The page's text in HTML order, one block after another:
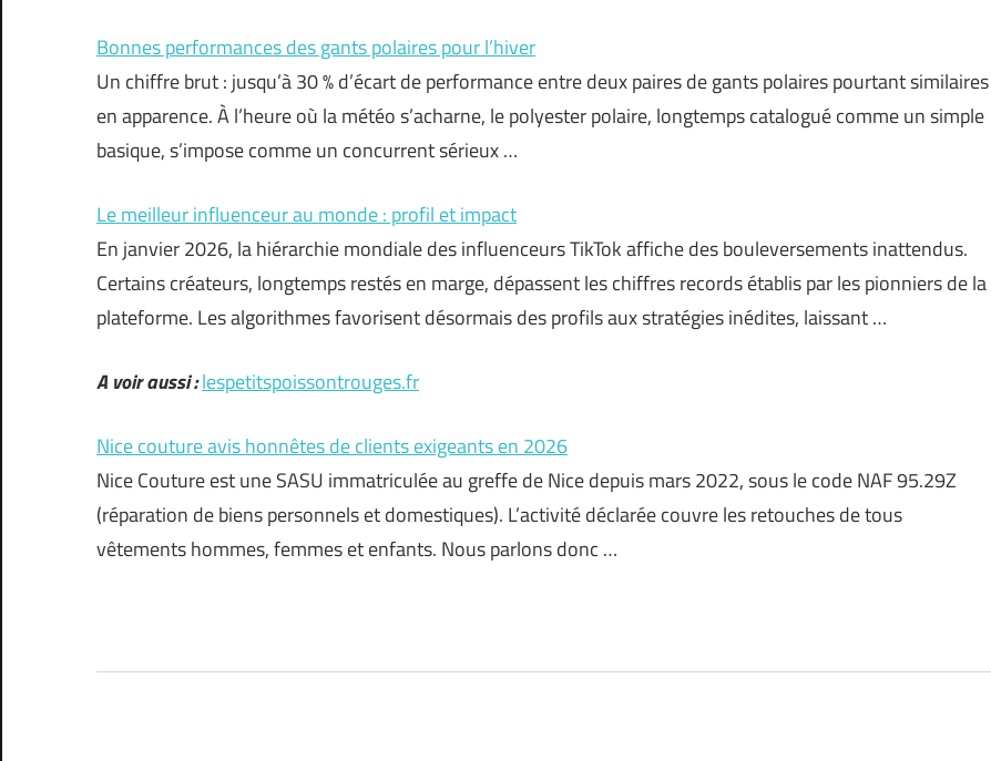
Bonnes performances des gants polaires pour l’hiver
Un chiffre brut : jusqu’à 30 % d’écart de performance entre deux paires de gants polaires pourtant similaires
en apparence. À l’heure où la météo s’acharne, le polyester polaire, longtemps catalogué comme un simple
basique, s’impose comme un concurrent sérieux …
Le meilleur influenceur au monde : profil et impact
En janvier 2026, la hiérarchie mondiale des influenceurs TikTok affiche des bouleversements inattendus.
Certains créateurs, longtemps restés en marge, dépassent les chiffres records établis par les pionniers de la
plateforme. Les algorithmes favorisent désormais des profils aux stratégies inédites, laissant …
A voir aussi :lespetitspoissontrouges.fr
Nice couture avis honnêtes de clients exigeants en 2026
Nice Couture est une SASU immatriculée au greffe de Nice depuis mars 2022, sous le code NAF 95.29Z
(réparation de biens personnels et domestiques). L’activité déclarée couvre les retouches de tous
vêtements hommes, femmes et enfants. Nous parlons donc …